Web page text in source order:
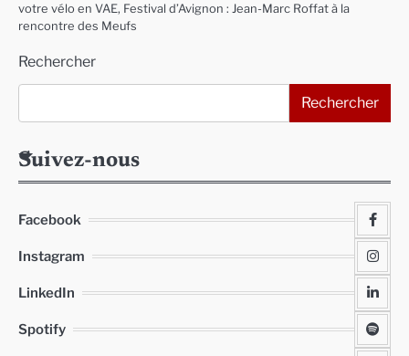
votre vélo en VAE, Festival d’Avignon : Jean-Marc Roffat à la
rencontre des Meufs
Rechercher
Rechercher
Suivez-nous
Facebook
Instagram
LinkedIn
Spotify